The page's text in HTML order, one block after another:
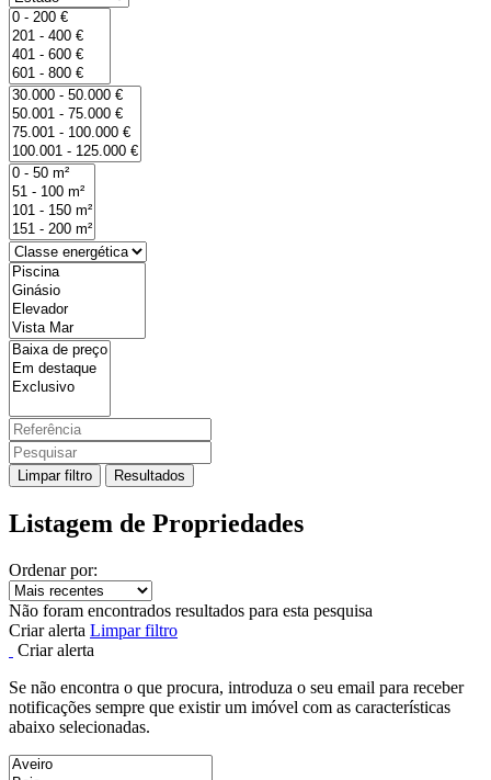
Limpar filtro Resultados
Listagem de Propriedades
Ordenar por:
Não foram encontrados resultados para esta pesquisa
Criar alerta Limpar filtro
Criar alerta
Se não encontra o que procura, introduza o seu email para receber
notificações sempre que existir um imóvel com as características
abaixo selecionadas.